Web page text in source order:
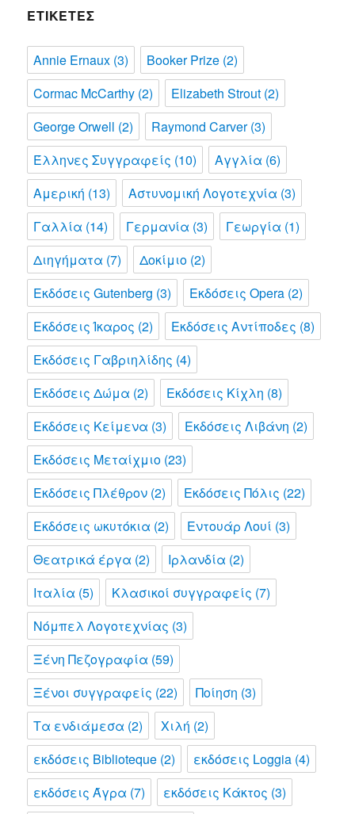
ΕΤΙΚΈΤΕΣ
Annie Ernaux (3) Booker Prize (2)
Cormac McCarthy (2) Elizabeth Strout (2)
George Orwell (2) Raymond Carver(3)
Έλληνες Συγγραφείς (10) Αγγλία (6)
Αμερική (13) Αστυνομική Λογοτεχνία (3)
Γαλλία (14) Γερμανία (3) Γεωργία (1)
Διηγήματα (7) Δοκίμιο (2)
Εκδόσεις Gutenberg (3) Εκδόσεις Opera (2)
Εκδόσεις Ίκαρος (2) Εκδόσεις Αντίποδες (8)
Εκδόσεις Γαβριηλίδης (4)
Εκδόσεις Δώμα (2) Εκδόσεις Κίχλη (8)
Εκδόσεις Κείμενα (3) Εκδόσεις Λιβάνη (2)
Εκδόσεις Μεταίχμιο (23)
Εκδόσεις Πλέθρον (2) Εκδόσεις Πόλις (22)
Εκδόσεις ωκυτόκια (2) Εντουάρ Λουί (3)
Θεατρικά έργα (2) Ιρλανδία (2)
Ιταλία (5) Κλασικοί συγγραφείς (7)
Νόμπελ Λογοτεχνίας (3)
Ξένη Πεζογραφία (59)
Ξένοι συγγραφείς (22) Ποίηση (3)
Τα ενδιάμεσα (2) Χιλή (2)
εκδόσεις Biblioteque (2) εκδόσεις Loggia (4)
εκδόσεις Άγρα (7) εκδόσεις Κάκτος (3)